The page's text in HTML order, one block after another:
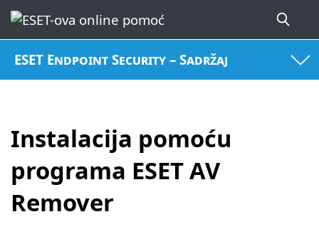
ESET Endpoint Security – Sadržaj
Instalacija pomoću
programa ESET AV
Remover